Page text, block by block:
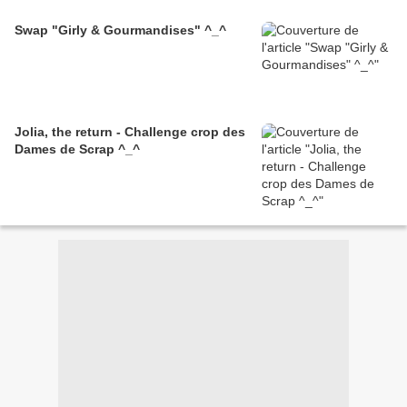
Swap "Girly & Gourmandises" ^_^
Jolia, the return - Challenge crop des
Dames de Scrap ^_^